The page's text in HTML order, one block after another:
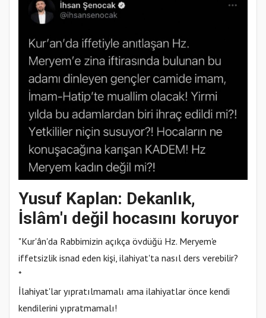
Yusuf Kaplan: Dekanlık,
İslâm'ı değil hocasını koruyor
"Kur'ân'da Rabbimizin açıkça övdüğü Hz. Meryem'e
iffetsizlik isnad eden kişi, ilahiyat'ta nasıl ders verebilir?
*
İlahiyat'lar yıpratılmamalı ama ilahiyatlar önce kendi
kendilerini yıpratmamalı!